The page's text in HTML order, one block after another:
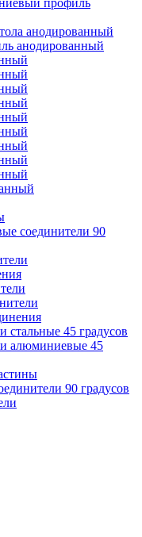
анодированный
анодированный
соединители 90
стальные 45 градусов
алюминиевые 45
90 градусов